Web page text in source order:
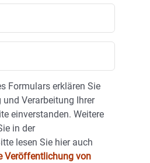
Formulars erklären Sie
Verarbeitung Ihrer
einverstanden. Weitere
in der
lesen Sie hier auch
Veröffentlichung von